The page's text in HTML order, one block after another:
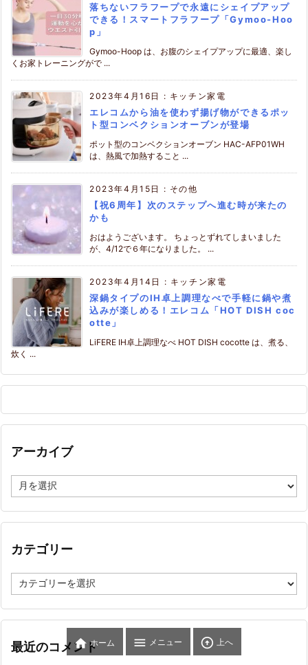
落ちないフラフープで永遠にシェイプアップ
できる！スマートフラフープ「Gymoo-Hoo
p」
Gymoo-Hoop は、お腹のシェイプアップに最適、楽し
くお家トレーニングがで ...
2023年4月16日 : キッチン家電
エレコムから油を使わず揚げ物ができるポッ
ト型コンベクションオーブンが登場
ポット型のコンベクションオーブン HAC-AFP01WH
は、熱風で加熱すること ...
2023年4月15日 : その他
【祝6周年】次のステップへ進む時が来たの
かも
おはようございます。 ちょっとずれてしまいました
が、4/12で６年になりました。 ...
2023年4月14日 : キッチン家電
深鍋タイプのIH卓上調理なべで手軽に鍋や煮
込みが楽しめる！エレコム「HOT DISH coc
otte」
LiFERE IH卓上調理なべ HOT DISH cocotte は、煮る、
炊く ...
アーカイブ
ー
イ
カテゴリー
テ
リ
最近のコメント
 ホーム  メニュー  上へ